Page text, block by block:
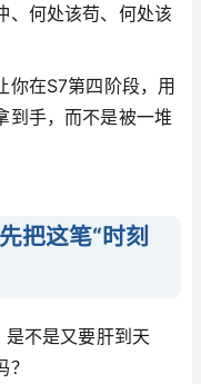
、何处该苟、何处该
在S7第四阶段，用
到手，而不是被一堆
把这笔“时刻
是不是又要肝到天